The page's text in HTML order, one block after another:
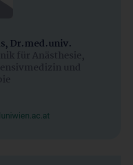
Dr.med.univ.
für Anästhesie,
und